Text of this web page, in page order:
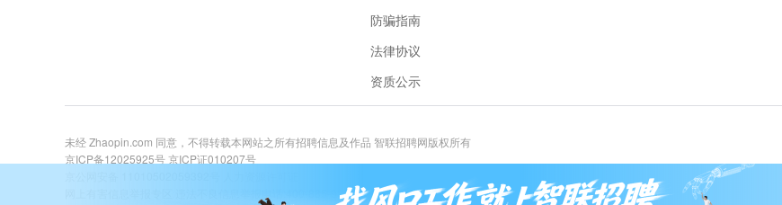
防骗指南
法律协议
资质公示
未经 Zhaopin.com 同意，不得转载本网站之所有招聘信息及作品 智联招聘网版权所有
京ICP备12025925号京ICP证010207号
违法不良信息举报电话:400-885-9898 关爱未成年举报热线:400-885-9898-3